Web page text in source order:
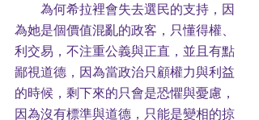
為她是個價值混亂的政客，只懂得權、
利交易，不注重公義與正直，並且有點
鄙視道德，因為當政治只顧權力與利益
的時候，剩下來的只會是恐懼與憂慮，
因為沒有標準與道德，只能是變相的掠